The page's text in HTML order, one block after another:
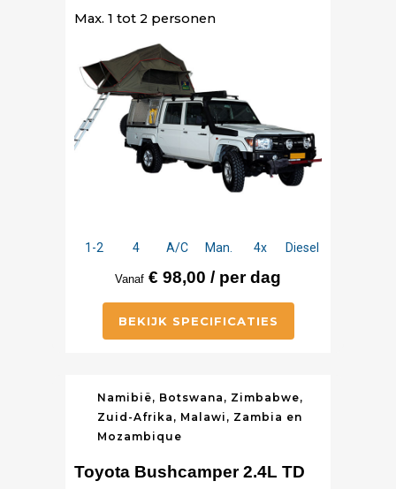
Max. 1 tot 2 personen
1-2 4 A/C Man. 4x Diesel
Vanaf € 98,00 / per dag
BEKIJK SPECIFICATIES
Namibië, Botswana, Zimbabwe,
Zuid-Afrika, Malawi, Zambia en
Mozambique
Toyota Bushcamper 2.4L TD